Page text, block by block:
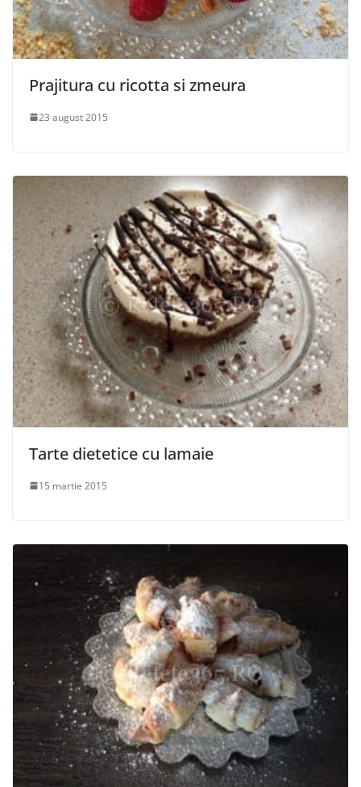
Prajitura cu ricotta si zmeura
23 august 2015
Tarte dietetice cu lamaie
15 martie 2015